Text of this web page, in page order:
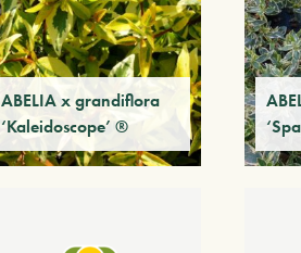
ABELIA x grandiflora
‘Kaleidoscope’ ®